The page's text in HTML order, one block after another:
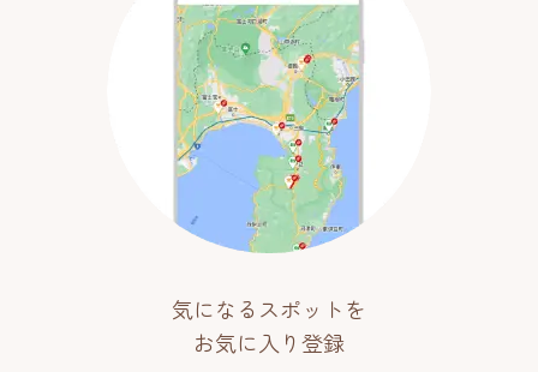
気になるスポットを
お気に入り登録